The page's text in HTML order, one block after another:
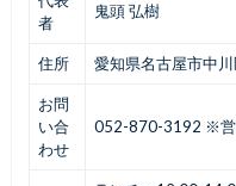
者
鬼頭 弘樹
住所 愛知県名古屋市中
お問
い合
わせ
052-870-3192 ※営